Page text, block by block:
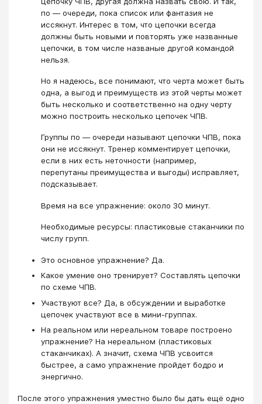
по — очереди, пока список или фантазия не
иссякнут. Интерес в том, что цепочки всегда
должны быть новыми и повторять уже названные
цепочки, в том числе названые другой командой
нельзя.
Но я надеюсь, все понимают, что черта может быть
одна, а выгод и преимуществ из этой черты может
быть несколько и соответственно на одну черту
можно построить несколько цепочек ЧПВ.
Группы по — очереди называют цепочки ЧПВ, пока
они не иссякнут. Тренер комментирует цепочки,
если в них есть неточности (например,
перепутаны преимущества и выгоды) исправляет,
подсказывает.
Время на все упражнение: около 30 минут.
Необходимые ресурсы: пластиковые стаканчики по
числу групп.
Это основное упражнение? Да.
Какое умение оно тренирует? Составлять цепочки
по схеме ЧПВ.
Участвуют все? Да, в обсуждении и выработке
цепочек участвуют все в мини-группах.
На реальном или нереальном товаре построено
упражнение? На нереальном (пластиковых
стаканчиках). А значит, схема ЧПВ усвоится
быстрее, а само упражнение пройдет бодро и
энергично.
После этого упражнения уместно было бы дать ещё одно